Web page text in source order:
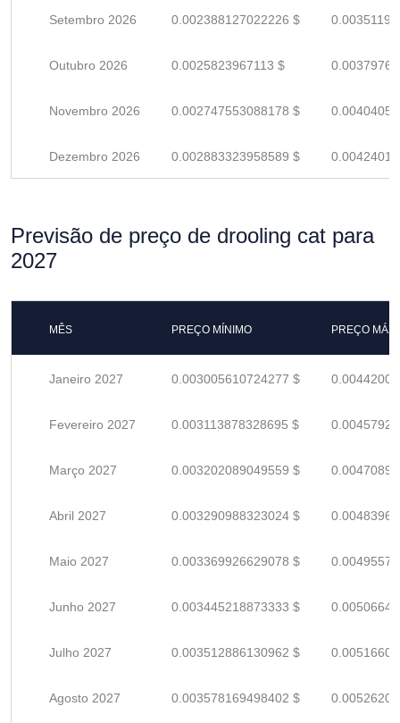
Setembro 2026 0.002388127022226 $
Outubro 2026 0.0025823967113 $
Novembro 2026 0.002747553088178 $
Dezembro 2026 0.002883323958589 $
Previsão de preço de drooling cat para
2027
MÊS PREÇO MÍNIMO PREÇO
Janeiro 2027 0.003005610724277 $
Fevereiro 2027 0.003113878328695 $
Março 2027 0.003202089049559 $
Abril 2027 0.003290988323024 $
Maio 2027 0.003369926629078 $
Junho 2027 0.003445218873333 $
Julho 2027 0.003512886130962 $
Agosto 2027 0.003578169498402 $